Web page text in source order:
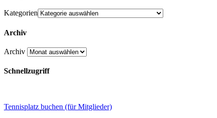
Kategorien
Archiv
Archiv
Schnellzugriff
Tennisplatz buchen (für Mitglieder)